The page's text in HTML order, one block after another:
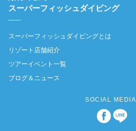
スーパーフィッシュダイビング
スーパーフィッシュダイビングとは
リゾート店舗紹介
ツアーイベント一覧
ブログ＆ニュース
SOCIAL MEDIA